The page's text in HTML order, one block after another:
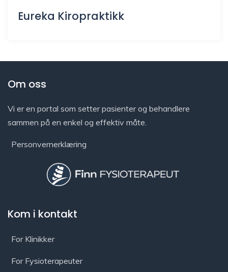
Eureka Kiropraktikk
Om oss
Vi er en portal som setter pasienter og behandlere
sammen på en enkel og effektiv måte.
Personvernerklæring
Kom i kontakt
For Klinikker
For Fysioterapeuter